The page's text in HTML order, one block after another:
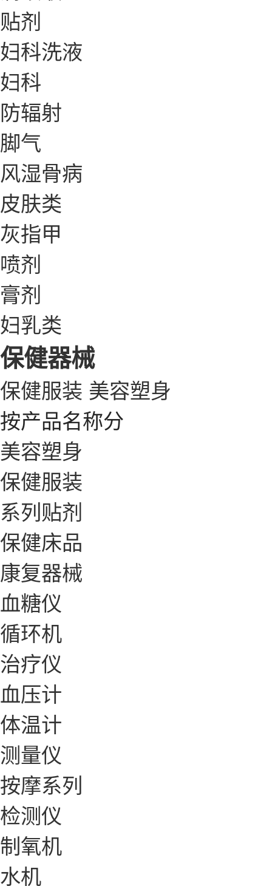
贴剂
妇科洗液
妇科
防辐射
脚气
风湿骨病
皮肤类
灰指甲
喷剂
膏剂
妇乳类
保健器械
保健服装 美容塑身
按产品名称分
美容塑身
保健服装
系列贴剂
保健床品
康复器械
血糖仪
循环机
治疗仪
血压计
体温计
测量仪
按摩系列
检测仪
制氧机
水机